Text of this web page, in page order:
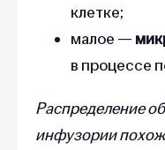
клетке;
малое —
в процессе
Распределение
инфузории